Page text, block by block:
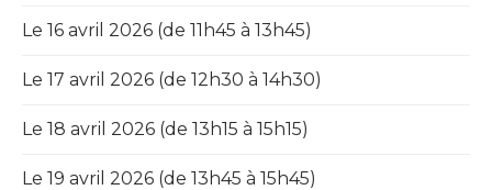
Le 16 avril 2026 (de 11h45 à 13h45)
Le 17 avril 2026 (de 12h30 à 14h30)
Le 18 avril 2026 (de 13h15 à 15h15)
Le 19 avril 2026 (de 13h45 à 15h45)